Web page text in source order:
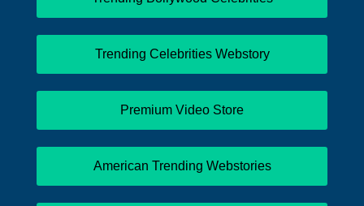
Trending Celebrities Webstory
Premium Video Store
American Trending Webstories